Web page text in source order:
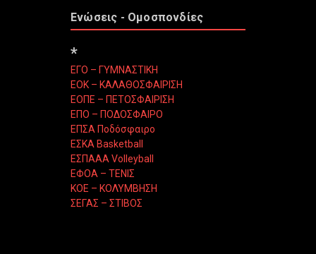
Ενώσεις - Ομοσπονδίες
*
ΕΓΟ – ΓΥΜΝΑΣΤΙΚΗ
ΕΟΚ – ΚΑΛΑΘΟΣΦΑΙΡΙΣΗ
ΕΟΠΕ – ΠΕΤΟΣΦΑΙΡΙΣΗ
ΕΠΟ – ΠΟΔΟΣΦΑΙΡΟ
ΕΠΣΑ Ποδόσφαιρο
ΕΣΚΑ Basketball
ΕΣΠΑΑΑ Volleyball
ΕΦΟΑ – ΤΕΝΙΣ
ΚΟΕ – ΚΟΛΥΜΒΗΣΗ
ΣΕΓΑΣ – ΣΤΙΒΟΣ